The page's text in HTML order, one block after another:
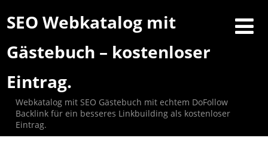
SEO Webkatalog mit
Gästebuch – kostenloser
Eintrag.
Webkatalog mit SEO Gästebuch mit echtem DoFollow
Backlink für ein besseres Linkbuilding als kostenloser
Eintrag.